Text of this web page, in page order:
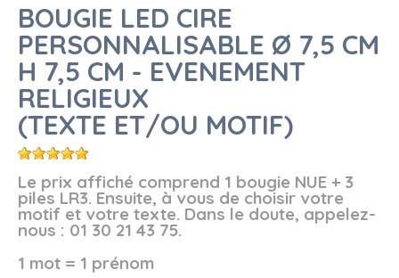
BOUGIE LED CIRE
PERSONNALISABLE Ø 7,5 CM
H 7,5 CM - EVENEMENT
RELIGIEUX
(TEXTE ET/OU MOTIF)
Le prix affiché comprend 1 bougie NUE + 3
piles LR3. Ensuite, à vous de choisir votre
motif et votre texte. Dans le doute, appelez-
nous : 01 30 21 43 75.
1 mot = 1 prénom